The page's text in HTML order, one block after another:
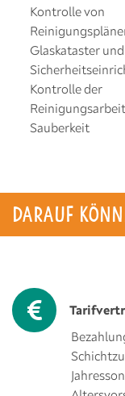
Kontrolle von
Glaskataster und
Kontrolle der
Sauberkeit
DARAUF